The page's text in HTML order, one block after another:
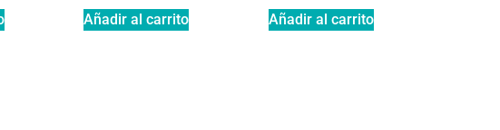
Añadir al carrito Añadir al carrito